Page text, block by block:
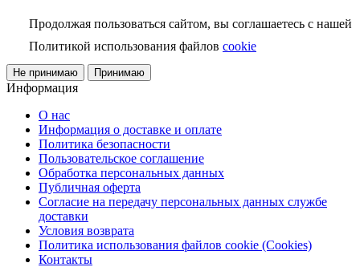
Продолжая пользоваться сайтом, вы соглашаетесь с нашей
Политикой использования файлов cookie
Не принимаю Принимаю
Информация
О нас
Информация о доставке и оплате
Политика безопасности
Пользовательское соглашение
Обработка персональных данных
Публичная оферта
Согласие на передачу персональных данных службе
доставки
Условия возврата
Политика использования файлов cookie (Cookies)
Контакты